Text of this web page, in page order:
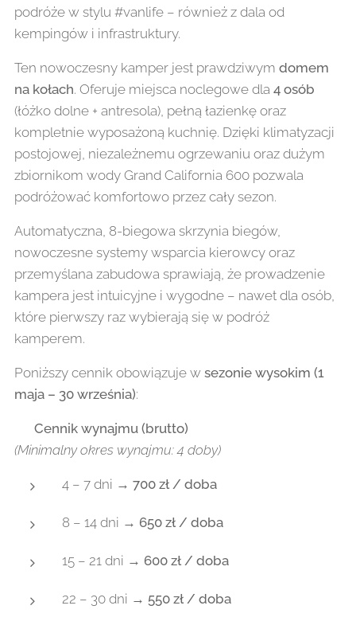
podróże w stylu #vanlife – również z dala od
kempingów i infrastruktury.
Ten nowoczesny kamper jest prawdziwym domem
na kołach. Oferuje miejsca noclegowe dla 4 osób
(łóżko dolne + antresola), pełną łazienkę oraz
kompletnie wyposażoną kuchnię. Dzięki klimatyzacji
postojowej, niezależnemu ogrzewaniu oraz dużym
zbiornikom wody Grand California 600 pozwala
podróżować komfortowo przez cały sezon.
Automatyczna, 8-biegowa skrzynia biegów,
nowoczesne systemy wsparcia kierowcy oraz
przemyślana zabudowa sprawiają, że prowadzenie
kampera jest intuicyjne i wygodne – nawet dla osób,
które pierwszy raz wybierają się w podróż
kamperem.
Poniższy cennik obowiązuje w sezonie wysokim (1
maja – 30 września):
Cennik wynajmu (brutto)
(Minimalny okres wynajmu: 4 doby)
4 – 7 dni → 700 zł / doba
8 – 14 dni → 650 zł / doba
15 – 21 dni → 600 zł / doba
22 – 30 dni → 550 zł / doba